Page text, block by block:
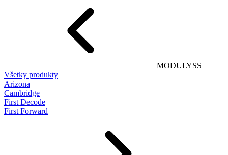
MODULYSS
Všetky produkty
Arizona
Cambridge
First Decode
First Forward